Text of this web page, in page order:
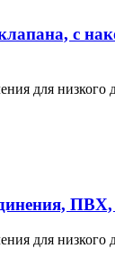
с
для низкого
ПВХ,
для низкого